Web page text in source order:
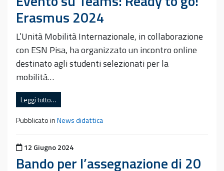
Erasmus 2024
L’Unità Mobilità Internazionale, in collaborazione
con ESN Pisa, ha organizzato un incontro online
destinato agli studenti selezionati per la
mobilità…
Leggi tutto…
Pubblicato inNews didattica
Pubblicato il
12 Giugno 2024
Bando per l’assegnazione di 20